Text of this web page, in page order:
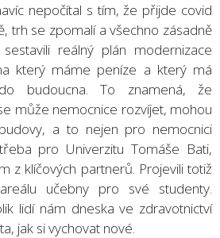
nepočítal s tím, že přijde covid
trh se zpomalí a všechno zásadně
reálný plán modernizace
který máme peníze a který má
budoucna. To znamená, že
může nemocnice rozvíjet, mohou
a to nejen pro nemocnici
pro Univerzitu Tomáše Bati,
z klíčových partnerů. Projevili totiž
učebny pro své studenty.
lidí nám dneska ve zdravotnictví
jak si vychovat nové.